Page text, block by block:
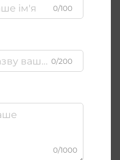
0/100
0/200
0/1000